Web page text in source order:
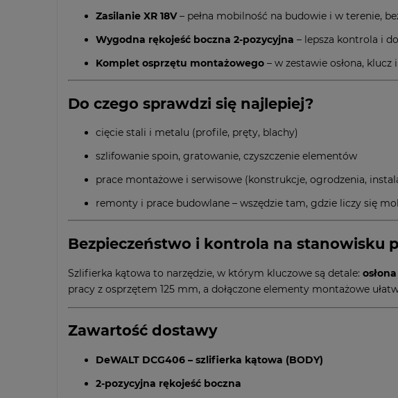
Zasilanie XR 18V– pełna mobilność na budowie i w terenie,
Wygodna rękojeść boczna 2-pozycyjna – lepsza kontrola i
Komplet osprzętu montażowego – w zestawie osłona,
Do czego sprawdzi się najlepiej?
cięcie stali i metalu (profile, pręty, blachy)
szlifowanie spoin, gratowanie, czyszczenie elementów
prace montażowe i serwisowe (konstrukcje, ogrodzenia,
remonty i prace budowlane – wszędzie tam, gdzie liczy się
Bezpieczeństwo i kontrola na stanowisku
Szlifierka kątowa to narzędzie, w którym kluczowe są detale:
pracy z osprzętem 125 mm, a dołączone elementy montażowe
Zawartość dostawy
DeWALT DCG406 – szlifierka kątowa (BODY)
2-pozycyjna rękojeść boczna